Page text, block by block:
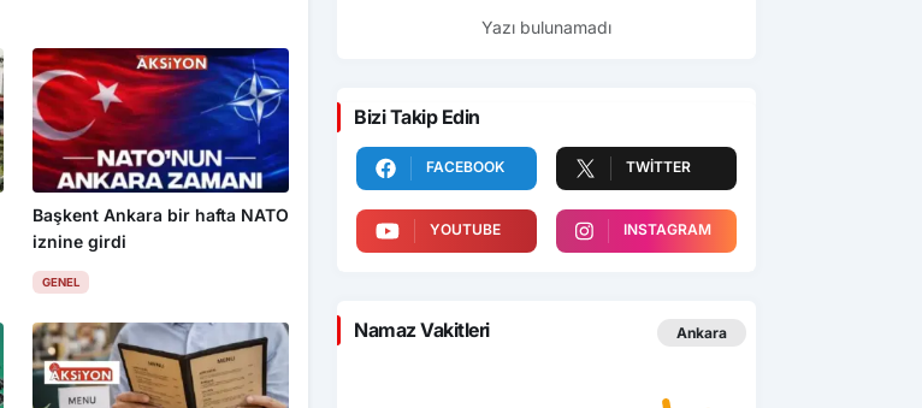
Başkent Ankara bir hafta NATO
iznine girdi
GENEL
Yazı bulunamadı
Bizi Takip Edin
FACEBOOK TWITTER
YOUTUBE INSTAGRAM
Namaz Vakitleri Ankara